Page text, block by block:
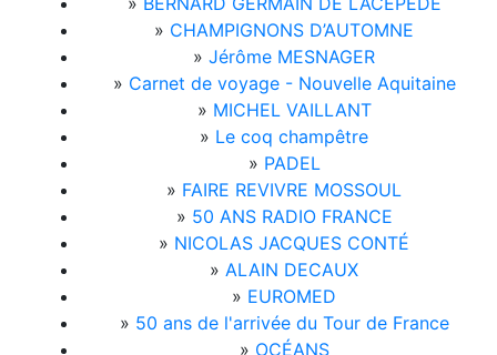
» CHAMPIGNONS D’AUTOMNE
» Jérôme MESNAGER
» Carnet de voyage - Nouvelle Aquitaine
» MICHEL VAILLANT
» Le coq champêtre
» PADEL
» FAIRE REVIVRE MOSSOUL
» 50 ANS RADIO FRANCE
» NICOLAS JACQUES CONTÉ
» ALAIN DECAUX
» EUROMED
» 50 ans de l'arrivée du Tour de France
» OCÉANS